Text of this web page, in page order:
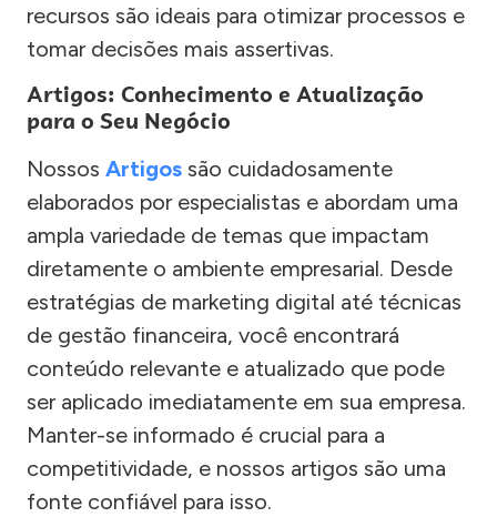
recursos são ideais para otimizar processos e
tomar decisões mais assertivas.
Artigos: Conhecimento e Atualização
para o Seu Negócio
Nossos Artigos são cuidadosamente
elaborados por especialistas e abordam uma
ampla variedade de temas que impactam
diretamente o ambiente empresarial. Desde
estratégias de marketing digital até técnicas
de gestão financeira, você encontrará
conteúdo relevante e atualizado que pode
ser aplicado imediatamente em sua empresa.
Manter-se informado é crucial para a
competitividade, e nossos artigos são uma
fonte confiável para isso.